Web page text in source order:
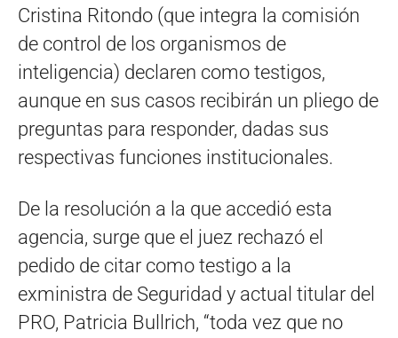
Cristina Ritondo (que integra la comisión
de control de los organismos de
inteligencia) declaren como testigos,
aunque en sus casos recibirán un pliego de
preguntas para responder, dadas sus
respectivas funciones institucionales.
De la resolución a la que accedió esta
agencia, surge que el juez rechazó el
pedido de citar como testigo a la
exministra de Seguridad y actual titular del
PRO, Patricia Bullrich, “toda vez que no